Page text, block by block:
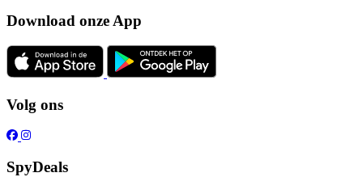
Download onze App
Volg ons
SpyDeals